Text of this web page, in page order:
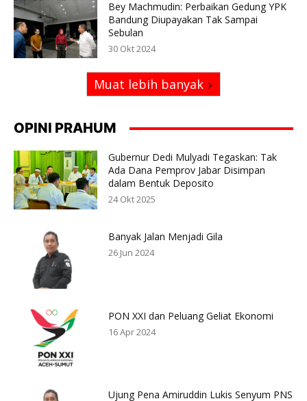
Bey Machmudin: Perbaikan Gedung YPK
Bandung Diupayakan Tak Sampai
Sebulan
30 Okt 2024
Muat lebih banyak
OPINI PRAHUM
Gubernur Dedi Mulyadi Tegaskan: Tak
Ada Dana Pemprov Jabar Disimpan
dalam Bentuk Deposito
24 Okt 2025
Banyak Jalan Menjadi Gila
26 Jun 2024
PON XXI dan Peluang Geliat Ekonomi
16 Apr 2024
Ujung Pena Amiruddin Lukis Senyum PNS